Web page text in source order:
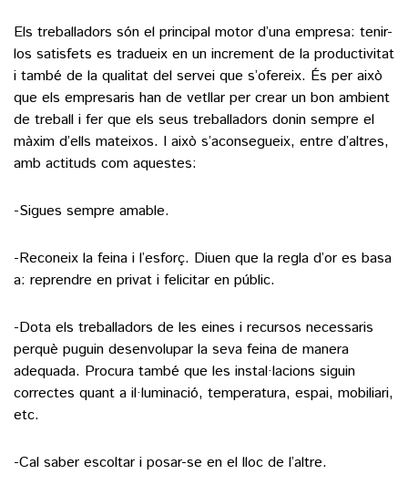
VEURE TOTES
CULTURA POPULAR
LLIBRES
CALAIX
VEURE TOTES
FOTOGALERIES
9MAGAZÍN
BLOGOSFERA
Els treballadors són el principal motor d’una empresa: tenir-
los satisfets es tradueix en un increment de la productivitat
i també de la qualitat del servei que s’ofereix. És per això
que els empresaris han de vetllar per crear un bon ambient
de treball i fer que els seus treballadors donin sempre el
màxim d’ells mateixos. I això s’aconsegueix, entre d’altres,
amb actituds com aquestes:
-Sigues sempre amable.
-Reconeix la feina i l’esforç. Diuen que la regla d’or es basa
a: reprendre en privat i felicitar en públic.
-Dota els treballadors de les eines i recursos necessaris
perquè puguin desenvolupar la seva feina de manera
adequada. Procura també que les instal·lacions siguin
correctes quant a il·luminació, temperatura, espai, mobiliari,
etc.
-Cal saber escoltar i posar-se en el lloc de l’altre.